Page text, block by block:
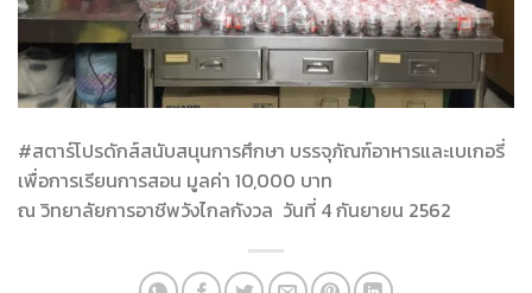
#สตาร์โปรดักส์สนับสนุนการศึกษา บรรจุภัณฑ์อาหารและเบเกอรี่
เพื่อการเรียนการสอน มูลค่า 10,000 บาท
ณ วิทยาลัยการอาชีพวังไกลกังวล วันที่ 4 กันยายน 2562